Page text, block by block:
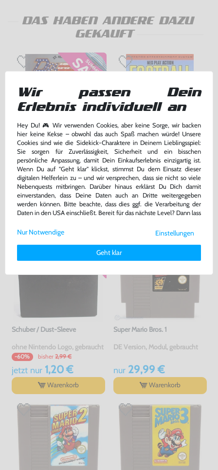
DAS HABEN ANDERE DAZU
GEKAUFT
Double Dribble
US Import, Modul, gebraucht
nur15,99 €
Warenkorb
NES Play Action Football
US Import, Modul, gebraucht
nur12,99 €
Warenkorb
Schuber / Dust-Sleeve
ohne Nintendo Logo, gebraucht
-60% bisher 2,99 €
jetzt nur1,20 €
Warenkorb
Super Mario Bros. 1
DE Version, Modul, gebraucht
nur29,99 €
Warenkorb
Wir passen Dein
Erlebnis individuell an
Hey Du! 🎮 Wir verwenden Cookies, aber keine Sorge, wir backen
hier keine Kekse – obwohl das auch Spaß machen würde! Unsere
Cookies sind wie die Sidekick-Charaktere in Deinem Lieblingsspiel:
Sie sorgen für Zuverlässigkeit, Sicherheit und ein bisschen
persönliche Anpassung, damit Dein Einkaufserlebnis einzigartig ist.
Wenn Du auf "Geht klar" klickst, stimmst Du dem Einsatz dieser
digitalen Helferlein zu – und wir versprechen, dass sie nicht so viele
Nebenquests mitbringen. Darüber hinaus erklärst Du Dich damit
einverstanden, dass Deine Daten auch an Dritte weitergegeben
werden können. Bitte beachte, dass dies ggf. die Verarbeitung der
Daten in den USA einschließt. Bereit für das nächste Level? Dann lass
Weitere Informationen zu den von uns verwendeten Cookies und
Deinen Rechten als Nutzer findest Du in unsererDaten­schutz­
Impressum.
Einstellungen
Geht klar
Nur Notwendige